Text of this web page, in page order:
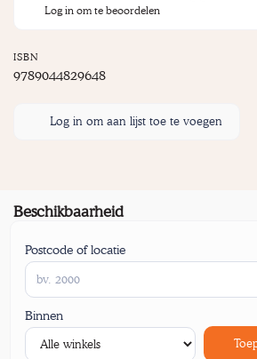
Log in om te beoordelen
ISBN
9789044829648
Log in om aan lijst toe te voegen
Beschikbaarheid
Postcode of locatie
Binnen